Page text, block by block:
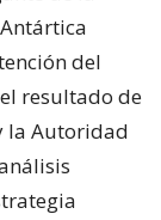
del
resultado de
la Autoridad